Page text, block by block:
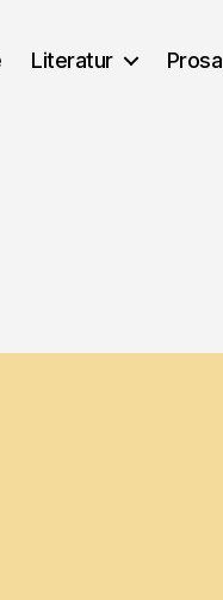
Literatur Prosa